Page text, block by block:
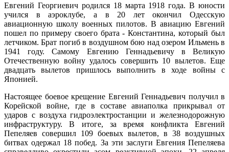
Евгений Георгиевич родился 18 марта 1918 года. В юности
учился в аэроклубе, а в 20 лет окончил Одесскую
авиационную школу военных пилотов. В авиацию Евгений
пошел по примеру своего брата - Константина, который был
летчиком. Брат погиб в воздушном бою над озером Ильмень в
1941 году. Самому Евгению Геннадьевичу в Великую
Отечественную войну удалось совершить 10 вылетов. Еще
двадцать вылетов пришлось выполнить в ходе войны с
Японией.
Настоящее боевое крещение Евгений Геннадьевич получил в
Корейской войне, где в составе авиаполка прикрывал от
ударов с воздуха гидроэлектростанции и железнодорожную
инфраструктуру. В итоге, за время конфликта Евгений
Пепеляев совершил 109 боевых вылетов, в 38 воздушных
битвах одержал 18 побед. За эти заслуги Евгения Пепеляева